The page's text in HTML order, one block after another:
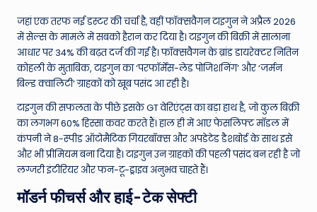
जहां एक तरफ नई डस्टर की चर्चा है, वहीं फॉक्सवैगन टाइगुन ने अप्रैल 2026
में सेल्स के मामले में सबको हैरान कर दिया है। टाइगुन की बिक्री में सालाना
आधार पर 34% की बढ़त दर्ज की गई है। फॉक्सवैगन के ब्रांड डायरेक्टर नितिन
कोहली के मुताबिक, टाइगुन का ‘परफॉर्मेंस-लेड पोजिशनिंग’ और ‘जर्मन
बिल्ड क्वालिटी’ ग्राहकों को खूब पसंद आ रही है।
टाइगुन की सफलता के पीछे इसके GT वेरिएंट्स का बड़ा हाथ है, जो कुल बिक्री
का लगभग 60% हिस्सा कवर करते हैं। हाल ही में आए फेसलिफ्ट मॉडल में
कंपनी ने 8-स्पीड ऑटोमैटिक गियरबॉक्स और अपडेटेड डैशबोर्ड के साथ इसे
और भी प्रीमियम बना दिया है। टाइगुन उन ग्राहकों की पहली पसंद बन रही है जो
लग्जरी इंटीरियर और फन-टू-ड्राइव अनुभव चाहते हैं।
मॉडर्न फीचर्स और हाई-टेक सेफ्टी